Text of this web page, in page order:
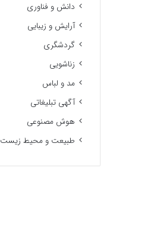
دانش و فناوری
آرایش و زیبایی
گردشگری
زناشویی
مد و لباس
آگهی تبلیغاتی
هوش مصنوعی
طبیعت و محیط زیست